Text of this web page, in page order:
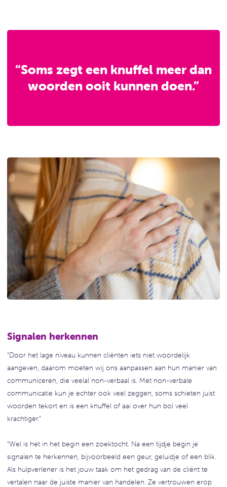
“Soms zegt een knuffel meer dan
woorden ooit kunnen doen.”
Signalen herkennen
"Door het lage niveau kunnen cliënten iets niet woordelijk
aangeven, daarom moeten wij ons aanpassen aan hun manier van
communiceren, die veelal non-verbaal is. Met non-verbale
communicatie kun je echter ook veel zeggen, soms schieten juist
woorden tekort en is een knuffel of aai over hun bol veel
krachtiger."
“Wel is het in het begin een zoektocht. Na een tijdje begin je
signalen te herkennen, bijvoorbeeld een geur, geluidje of een blik.
Als hulpverlener is het jouw taak om het gedrag van de cliënt te
vertalen naar de juiste manier van handelen. Ze vertrouwen erop